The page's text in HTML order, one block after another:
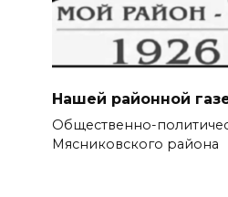
Нашей районной
Общественно-
Мясниковского района